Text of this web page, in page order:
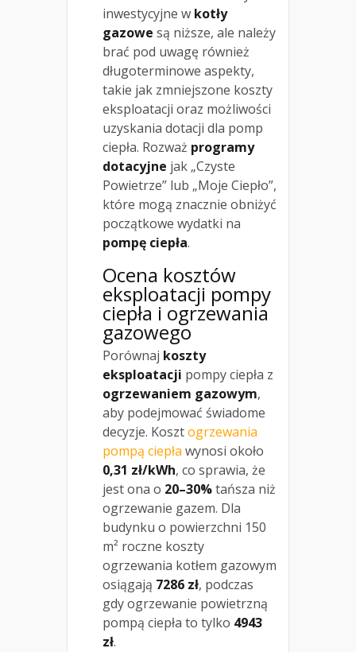
inwestycyjne w kotły
gazowe są niższe, ale należy
brać pod uwagę również
długoterminowe aspekty,
takie jak zmniejszone koszty
eksploatacji oraz możliwości
uzyskania dotacji dla pomp
ciepła. Rozważ programy
dotacyjne jak „Czyste
Powietrze” lub „Moje Ciepło”,
które mogą znacznie obniżyć
początkowe wydatki na
pompę ciepła.
Ocena kosztów
eksploatacji pompy
ciepła i ogrzewania
gazowego
Porównaj koszty
eksploatacji pompy ciepła z
ogrzewaniem gazowym,
aby podejmować świadome
decyzje. Kosztogrzewania
pompą ciepła wynosi około
0,31 zł/kWh, co sprawia, że
jest ona o 20–30%tańsza niż
ogrzewanie gazem. Dla
budynku o powierzchni 150
m² roczne koszty
ogrzewania kotłem gazowym
osiągają 7286 zł, podczas
gdy ogrzewanie powietrzną
pompą ciepła to tylko 4943
zł.